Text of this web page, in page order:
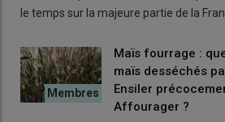
semaine un mash pour les veaux avec
l’aliment. Pour les vaches, j’ai ajouté une
indique Gaëtan Palaric. Sur la plage
à 21 h), le robot de 3 m³ distribuesept
deux aux taries.
« L’Aura m’a permis
fibres dans la ration sans pénaliser les
le temps sur la majeure partie de la
Maïs fourrage :
maïs desséchés
Ensiler
Affourager ?